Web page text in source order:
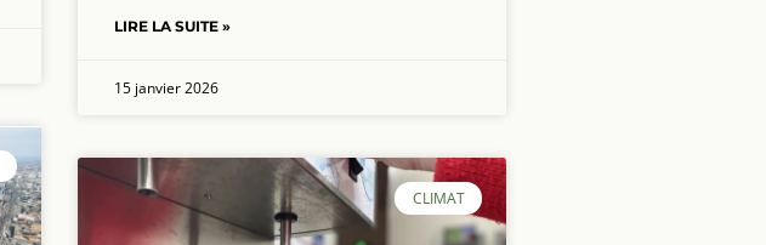
LIRE LA SUITE »
15 janvier 2026
CLIMAT